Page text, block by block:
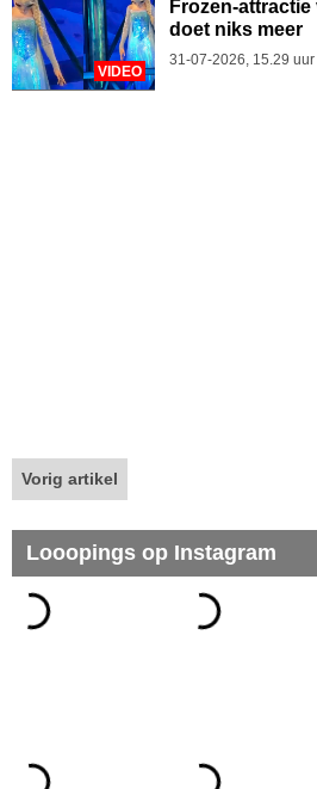
VIDEO
Frozen-
doet niks meer
31-07-2026, 15.29 uur
Vorig artikel
Looopings op Instagram